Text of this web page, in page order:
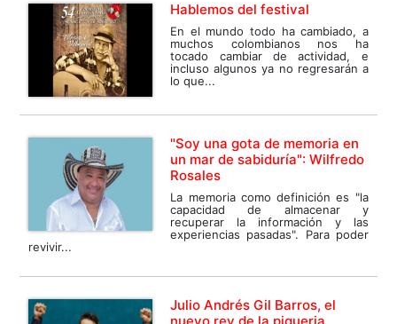
Hablemos del festival
En el mundo todo ha cambiado, a
muchos colombianos nos ha
tocado cambiar de actividad, e
incluso algunos ya no regresarán a
lo que...
"Soy una gota de memoria en
un mar de sabiduría": Wilfredo
Rosales
La memoria como definición es "la
capacidad de almacenar y
recuperar la información y las
experiencias pasadas". Para poder
revivir...
Julio Andrés Gil Barros, el